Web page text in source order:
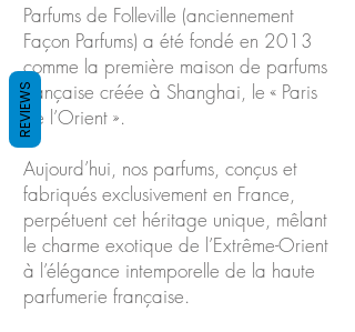
Parfums de Folleville (anciennement
Façon Parfums) a été fondé en 2013
comme la première maison de parfums
française créée à Shanghai, le « Paris
de l’Orient ».
Aujourd’hui, nos parfums, conçus et
fabriqués exclusivement en France,
perpétuent cet héritage unique, mêlant
le charme exotique de l’Extrême-Orient
à l’élégance intemporelle de la haute
parfumerie française.
REVIEWS